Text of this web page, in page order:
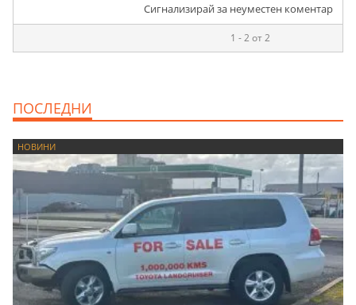
Сигнализирай за неуместен коментар
1 - 2 от 2
ПОСЛЕДНИ
НОВИНИ